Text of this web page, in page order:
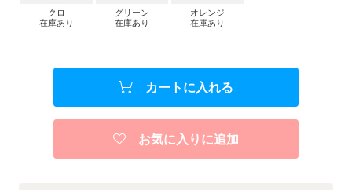
クロ
在庫あり
グリーン
在庫あり
オレンジ
在庫あり
カートに入れる
お気に入りに追加